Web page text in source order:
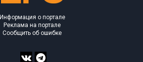
Информация о портале
Реклама на портале
Сообщить об ошибке